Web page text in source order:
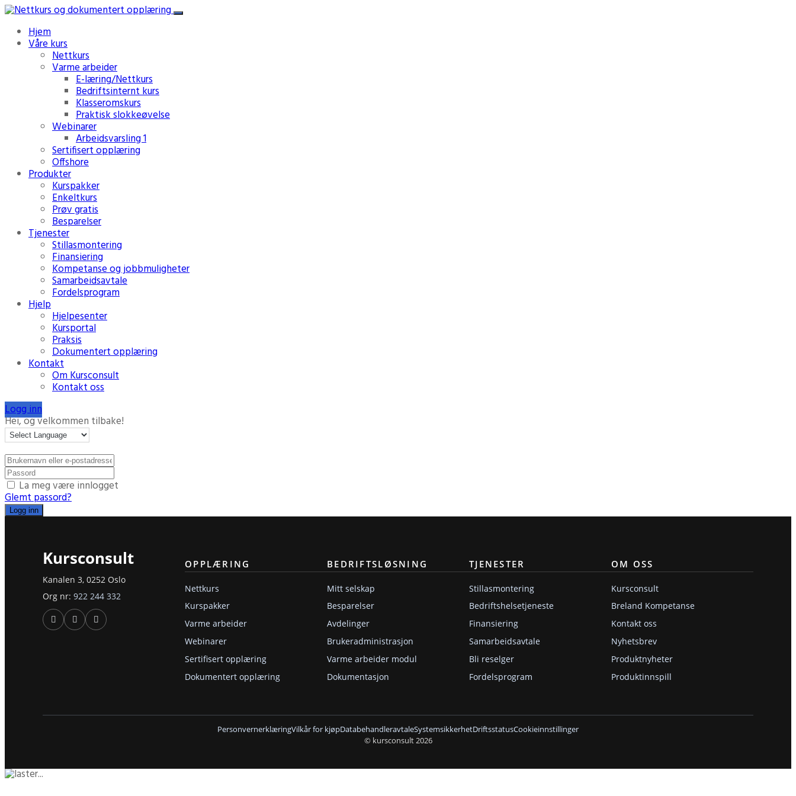
Hjem
Våre kurs
Nettkurs
Varme arbeider
E-læring/Nettkurs
Bedriftsinternt kurs
Klasseromskurs
Praktisk slokkeøvelse
Webinarer
Arbeidsvarsling 1
Sertifisert opplæring
Offshore
Produkter
Kurspakker
Enkeltkurs
Prøv gratis
Besparelser
Tjenester
Stillasmontering
Finansiering
Kompetanse og jobbmuligheter
Samarbeidsavtale
Fordelsprogram
Hjelp
Hjelpesenter
Kursportal
Praksis
Dokumentert opplæring
Kontakt
Om Kursconsult
Kontakt oss
Logg inn
Hei, og velkommen tilbake!
La meg være innlogget
Glemt passord?
Logg inn
Kursconsult
Kanalen 3, 0252 Oslo
Org nr: 922 244 332
OPPLÆRING
Nettkurs
Kurspakker
Varme arbeider
Webinarer
Sertifisert opplæring
Dokumentert opplæring
BEDRIFTSLØSNING
Mitt selskap
Besparelser
Avdelinger
Brukeradministrasjon
Varme arbeider modul
Dokumentasjon
TJENESTER
Stillasmontering
Bedriftshelsetjeneste
Finansiering
Samarbeidsavtale
Bli reselger
Fordelsprogram
OM OSS
Kursconsult
Breland Kompetanse
Kontakt oss
Nyhetsbrev
Produktnyheter
Produktinnspill
PersonvernerklæringVilkår for kjøpDatabehandleravtaleSystemsikkerhetDriftsstatusCookieinnstillinger
© kursconsult 2026